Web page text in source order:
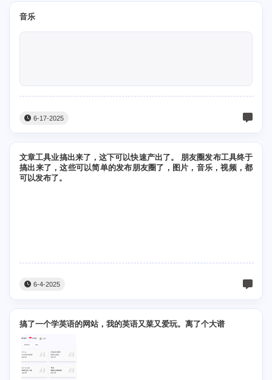
音乐
6-17-2025
文章工具业搞出来了，这下可以快速产出了。 朋友圈发布工具终于
搞出来了，这些可以简单的发布朋友圈了，图片，音乐，视频，都
可以发布了。
6-4-2025
搞了一个学英语的网站，我的英语又菜又爱玩。离了个大谱